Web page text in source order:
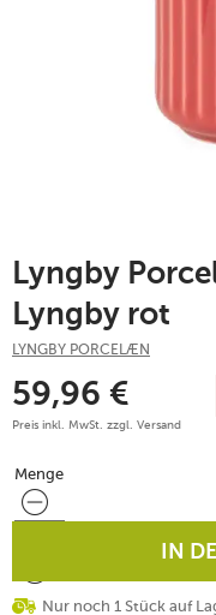
Lyngby
Lyngby rot
LYNGBY PORCELÆN
59,96 €
Preis inkl. MwSt. zzgl. Versand
Menge
Menge
IN
Nur noch 1 Stück auf